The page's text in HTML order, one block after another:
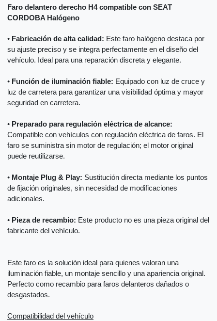
Faro delantero derecho H4 compatible con SEAT
CORDOBA Halógeno
• Fabricación de alta calidad: Este faro halógeno destaca por
su ajuste preciso y se integra perfectamente en el diseño del
vehículo. Ideal para una reparación discreta y elegante.
• Función de iluminación fiable: Equipado con luz de cruce y
luz de carretera para garantizar una visibilidad óptima y mayor
seguridad en carretera.
• Preparado para regulación eléctrica de alcance:
Compatible con vehículos con regulación eléctrica de faros. El
faro se suministra sin motor de regulación; el motor original
puede reutilizarse.
• Montaje Plug & Play: Sustitución directa mediante los puntos
de fijación originales, sin necesidad de modificaciones
adicionales.
• Pieza de recambio: Este producto no es una pieza original del
fabricante del vehículo.
Este faro es la solución ideal para quienes valoran una
iluminación fiable, un montaje sencillo y una apariencia original.
Perfecto como recambio para faros delanteros dañados o
desgastados.
Compatibilidad del vehículo